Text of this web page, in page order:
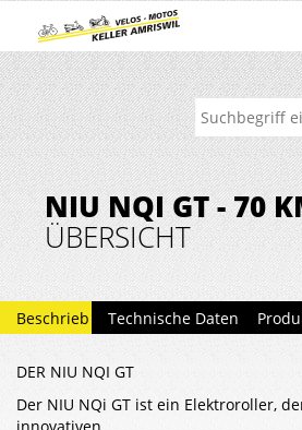
NIU NQI GT - 70
ÜBERSICHT
Beschrieb Technische Daten
DER NIU NQI GT
Der NIU NQi GT ist ein Elektroroller,